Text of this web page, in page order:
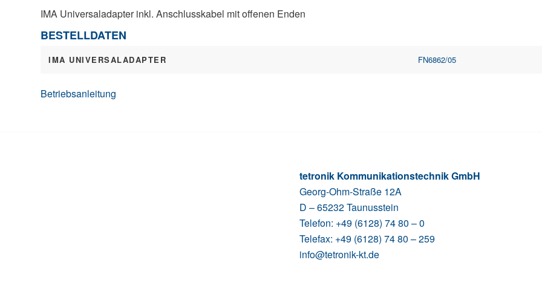
IMA Universaladapter inkl. Anschlusskabel mit offenen Enden
BESTELLDATEN
IMA UNIVERSALADAPTER FN6862/05
Betriebsanleitung
tetronik Kommunikationstechnik GmbH
Georg-Ohm-Straße 12A
D – 65232 Taunusstein
Telefon: +49 (6128) 74 80 – 0
Telefax: +49 (6128) 74 80 – 259
info@tetronik-kt.de